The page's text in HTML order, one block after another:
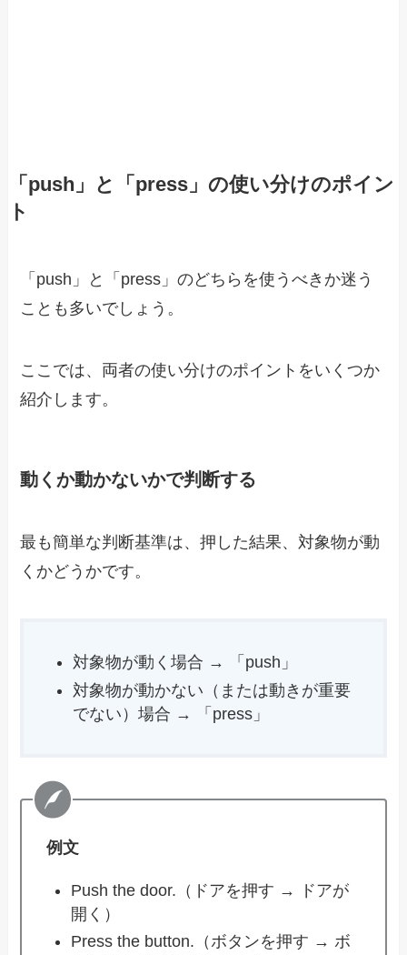
「push」と「press」の使い分けのポイン
ト
「push」と「press」のどちらを使うべきか迷う
ことも多いでしょう。
ここでは、両者の使い分けのポイントをいくつか
紹介します。
動くか動かないかで判断する
最も簡単な判断基準は、押した結果、対象物が動
くかどうかです。
対象物が動く場合 → 「push」
対象物が動かない（または動きが重要
でない）場合 → 「press」
例文
Push the door.（ドアを押す → ドアが
開く）
Press the button.（ボタンを押す → ボ